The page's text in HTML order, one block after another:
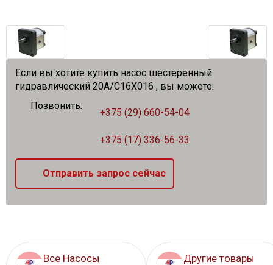
Если вы хотите купить насос шестеренный
гидравлический 20A/C16X016 , вы можете:
Позвонить:
+375 (29) 660-54-04
+375 (17) 336-56-33
Отправить запрос сейчас
Все Насосы
Другие товары